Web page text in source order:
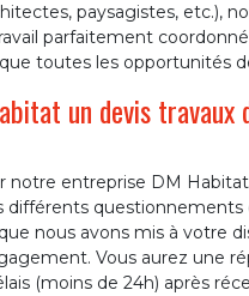
paysagistes, etc.),
parfaitement
toutes les opportunités
un devis
notre entreprise DM
différents
nous avons mis à votre
Vous aurez une
(moins de 24h) après